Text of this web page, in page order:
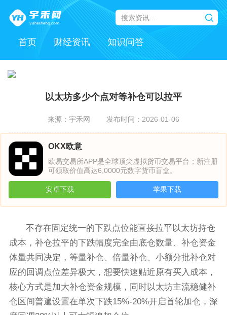
首页 财经资讯 知识问答
以太坊多少个点对等补仓可以拉平
来源：宇禾网 发布时间：2026-01-06
OKX欧意
欧易交易所APP是全球顶尖虚拟货币交易平台；新注册
可领取价值高达6,0000元数字货币盲盒。
安卓下载 苹果下载
不存在固定统一的下跌点位能直接拉平以太坊持仓
成本，补仓拉平的下跌幅度完全由底仓数量、补仓资金
体量共同决定，等量补仓、倍量补仓、小额分批补仓对
应的回调点位差异极大，想要快速贴近原有买入成本，
核心方式是加大补仓资金规模，同时以太坊主流稳健补
仓区间普遍设置在单次下跌15%-20%开启首轮加仓，深